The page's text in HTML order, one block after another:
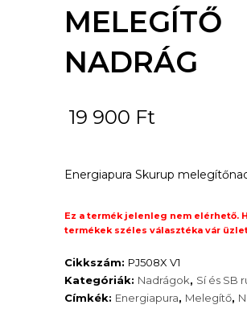
MELEGÍTŐ
NADRÁG
19 900 Ft
Energiapura Skurup
Ez a termék jelenleg nem elérhető.
termékek széles választéka vár
Cikkszám: PJ508X V1
Kategóriák: Nadrágok, Sí és SB
Címkék: Energiapura, Melegítő,